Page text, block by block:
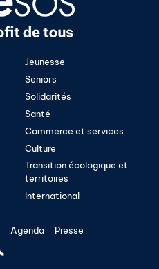
Jeunesse
Seniors
Solidarités
Santé
Commerce et services
Culture
Transition écologique et
territoires​
International
Agenda Presse